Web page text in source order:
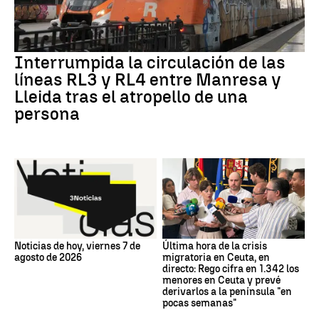
Interrumpida la circulación de las
líneas RL3 y RL4 entre Manresa y
Lleida tras el atropello de una
persona
Noticias de hoy, viernes 7 de
agosto de 2026
Última hora de la crisis
migratoria en Ceuta, en
directo: Rego cifra en 1.342 los
menores en Ceuta y prevé
derivarlos a la península "en
pocas semanas"